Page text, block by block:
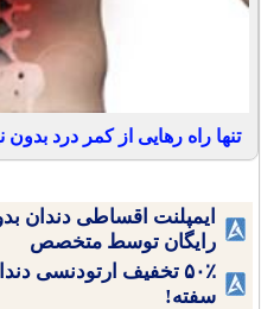
تنها راه رهایی از کمر درد
ایمپلنت اقساطی دندان
رایگان توسط متخصص
۵۰٪ تخفیف ارتودنسی
سفته!